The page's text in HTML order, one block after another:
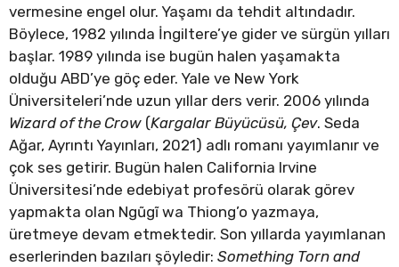
vermesine engel olur. Yaşamı da tehdit altındadır.
Böylece, 1982 yılında İngiltere’ye gider ve sürgün yılları
başlar. 1989 yılında ise bugün halen yaşamakta
olduğu ABD’ye göç eder. Yale ve New York
Üniversiteleri’nde uzun yıllar ders verir. 2006 yılında
Wizard of the Crow (Kargalar Büyücüsü, Çev. Seda
Ağar, Ayrıntı Yayınları, 2021) adlı romanı yayımlanır ve
çok ses getirir. Bugün halen California Irvine
Üniversitesi’nde edebiyat profesörü olarak görev
yapmakta olan Ngũgĩ wa Thiong’o yazmaya,
üretmeye devam etmektedir. Son yıllarda yayımlanan
eserlerinden bazıları şöyledir: Something Torn and